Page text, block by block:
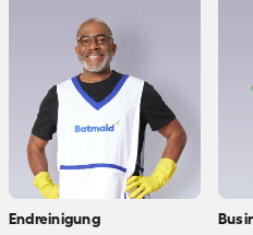
Endreinigung